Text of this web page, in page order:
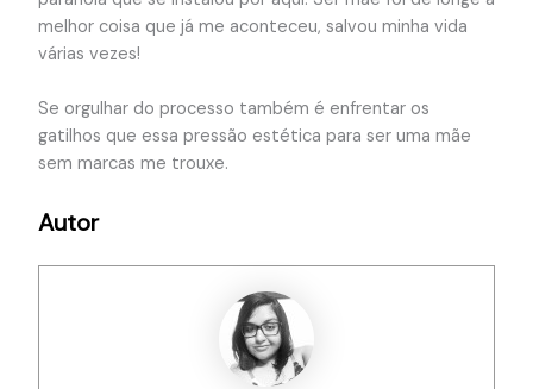
melhor coisa que já me aconteceu, salvou minha vida
várias vezes!
Se orgulhar do processo também é enfrentar os
gatilhos que essa pressão estética para ser uma mãe
sem marcas me trouxe.
Autor